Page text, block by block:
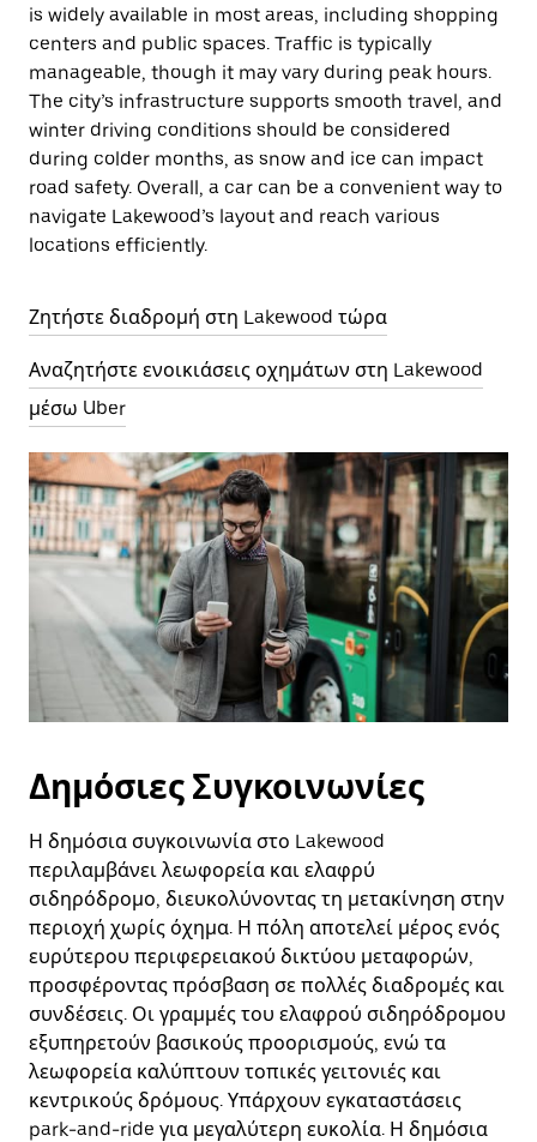
is widely available in most areas, including shopping
centers and public spaces. Traffic is typically
manageable, though it may vary during peak hours.
The city’s infrastructure supports smooth travel, and
winter driving conditions should be considered
during colder months, as snow and ice can impact
road safety. Overall, a car can be a convenient way to
navigate Lakewood’s layout and reach various
locations efficiently.
Ζητήστε διαδρομή στη Lakewood τώρα
Αναζητήστε ενοικιάσεις οχημάτων στη Lakewood
μέσω Uber
Δημόσιες Συγκοινωνίες
Η δημόσια συγκοινωνία στο Lakewood
περιλαμβάνει λεωφορεία και ελαφρύ
σιδηρόδρομο, διευκολύνοντας τη μετακίνηση στην
περιοχή χωρίς όχημα. Η πόλη αποτελεί μέρος ενός
ευρύτερου περιφερειακού δικτύου μεταφορών,
προσφέροντας πρόσβαση σε πολλές διαδρομές και
συνδέσεις. Οι γραμμές του ελαφρού σιδηρόδρομου
εξυπηρετούν βασικούς προορισμούς, ενώ τα
λεωφορεία καλύπτουν τοπικές γειτονιές και
κεντρικούς δρόμους. Υπάρχουν εγκαταστάσεις
park-and-ride για μεγαλύτερη ευκολία. Η δημόσια